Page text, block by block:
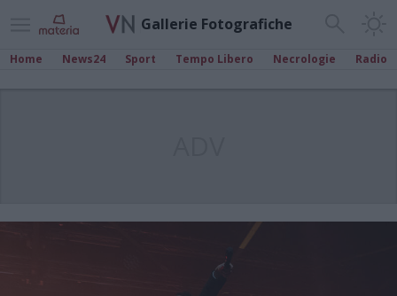
Gallerie Fotografiche
Home News24 Sport Tempo Libero Necrologie Radio